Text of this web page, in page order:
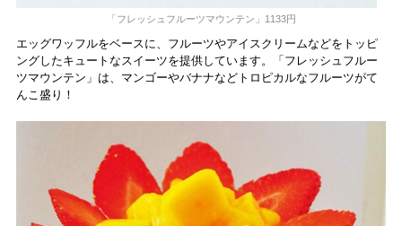
「フレッシュフルーツマウンテン」1133円
エッグワッフルをベースに、フルーツやアイスクリームなどをトッピ
ングしたキュートなスイーツを提供しています。「フレッシュフルー
ツマウンテン」は、マンゴーやバナナなどトロピカルなフルーツがて
んこ盛り！